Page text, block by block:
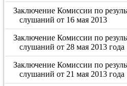
Заключение Комиссии по
слушаний от 16 мая 2013
Заключение Комиссии по
слушаний от 28 мая 2013 года
Заключение Комиссии по
слушаний от 21 мая 2013 года